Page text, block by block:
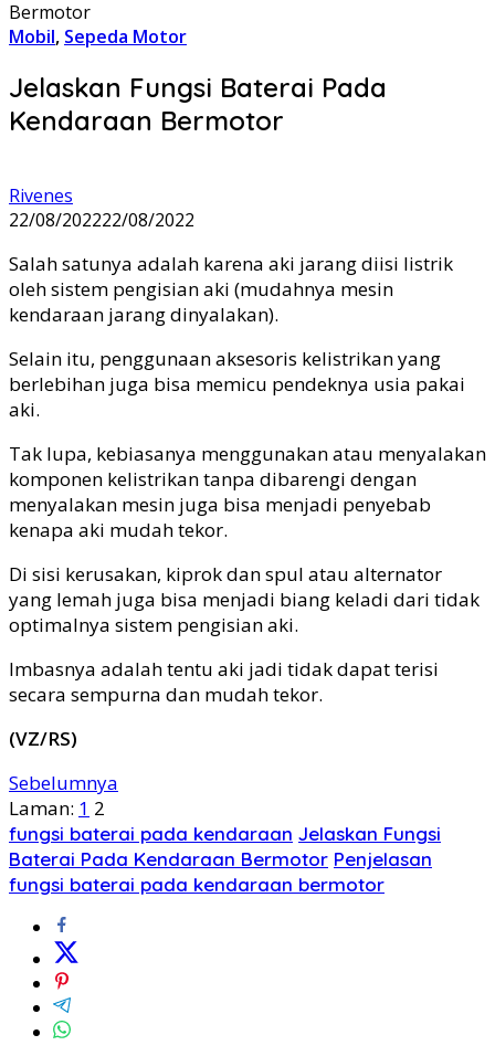
Bermotor
Mobil, Sepeda Motor
Jelaskan Fungsi Baterai Pada
Kendaraan Bermotor
Rivenes
22/08/202222/08/2022
Salah satunya adalah karena aki jarang diisi listrik
oleh sistem pengisian aki (mudahnya mesin
kendaraan jarang dinyalakan).
Selain itu, penggunaan aksesoris kelistrikan yang
berlebihan juga bisa memicu pendeknya usia pakai
aki.
Tak lupa, kebiasanya menggunakan atau menyalakan
komponen kelistrikan tanpa dibarengi dengan
menyalakan mesin juga bisa menjadi penyebab
kenapa aki mudah tekor.
Di sisi kerusakan, kiprok dan spul atau alternator
yang lemah juga bisa menjadi biang keladi dari tidak
optimalnya sistem pengisian aki.
Imbasnya adalah tentu aki jadi tidak dapat terisi
secara sempurna dan mudah tekor.
(VZ/RS)
Sebelumnya
Laman: 1 2
fungsi baterai pada kendaraan Jelaskan Fungsi
Baterai Pada Kendaraan Bermotor Penjelasan
fungsi baterai pada kendaraan bermotor